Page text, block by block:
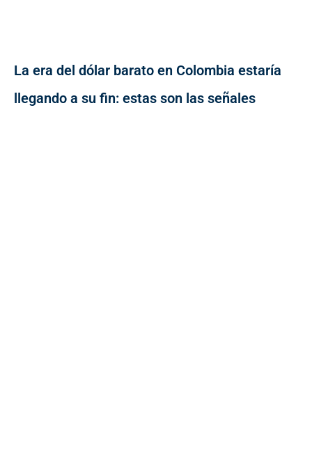
La era del dólar barato en Colombia estaría
llegando a su fin: estas son las señales